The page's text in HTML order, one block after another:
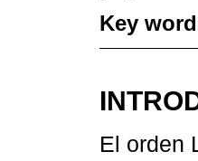
Key
El orden